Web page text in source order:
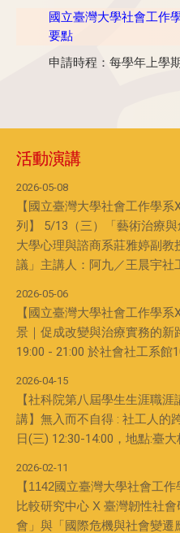
國立臺灣大學社會工作
要點
申請時程：每學年上學
活動演講
2026-05-08
【國立臺灣大學社會工作學
列】 5/13（三）「藝術治療
大學心理與諮商系莊雅婷副
議」主講人：阿九／王晨宇社
2026-05-06
【國立臺灣大學社會工作學
景｜促成改變與治療實務的新
19:00 - 21:00 於社會社工系館
2026-04-15
【社科院第八屆學生生涯職
講】無入而不自得 : 社工人的
日(三) 12:30-14:00，地點:臺
2026-02-11
【1142國立臺灣大學社會工
比較研究中心 X 臺灣韌性社
會」與「國際危機與社會變遷